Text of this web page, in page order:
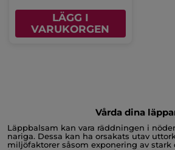
LÄGG I
VARUKORGEN
Vårda dina
Läppbalsam kan vara räddningen i
nariga. Dessa kan ha orsakats utav
miljöfaktorer såsom exponering av stark